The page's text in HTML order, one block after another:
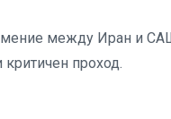
между Иран и
проход.